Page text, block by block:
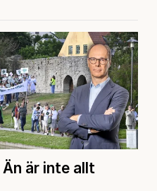
Än är inte allt